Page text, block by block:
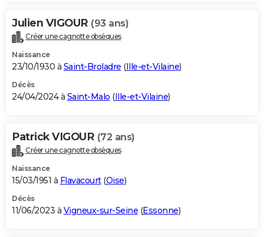
Julien VIGOUR (93 ans)
Créer une cagnotte obsèques
Naissance
23/10/1930 à Saint-Broladre (Ille-et-Vilaine)
Décès
24/04/2024 à Saint-Malo (Ille-et-Vilaine)
Patrick VIGOUR (72 ans)
Créer une cagnotte obsèques
Naissance
15/03/1951 à Flavacourt(Oise)
Décès
11/06/2023 à Vigneux-sur-Seine (Essonne)